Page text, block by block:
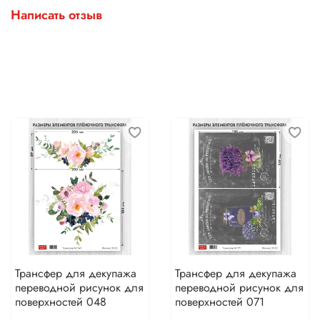
Написать отзыв
Трансфер для декупажа
переводной рисунок для
поверхностей 048
Трансфер для декупажа
переводной рисунок для
поверхностей 071